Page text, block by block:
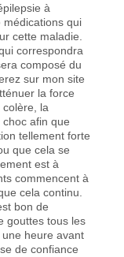
à
médications qui
cette maladie.
correspondra
composé du
sur mon site
la force
la
afin que
tellement forte
que cela se
est à
commencent à
cela continu.
bon de
gouttes tous les
heure avant
de confiance